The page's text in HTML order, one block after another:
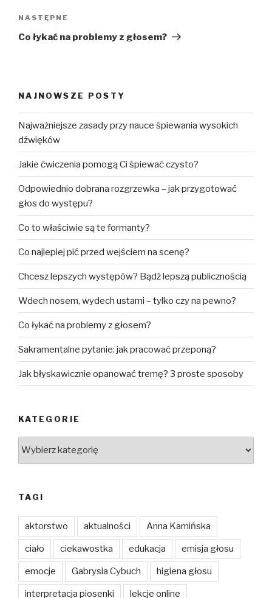
Następny
wpis
NASTĘPNE
Co łykać na problemy z głosem?
NAJNOWSZE POSTY
Najważniejsze zasady przy nauce śpiewania wysokich
dźwięków
Jakie ćwiczenia pomogą Ci śpiewać czysto?
Odpowiednio dobrana rozgrzewka – jak przygotować
głos do występu?
Co to właściwie są te formanty?
Co najlepiej pić przed wejściem na scenę?
Chcesz lepszych występów? Bądź lepszą publicznością
Wdech nosem, wydech ustami – tylko czy na pewno?
Co łykać na problemy z głosem?
Sakramentalne pytanie: jak pracować przeponą?
Jak błyskawicznie opanować tremę? 3 proste sposoby
KATEGORIE
TAGI
aktorstwo aktualności Anna Kamińska
ciało ciekawostka edukacja emisja głosu
emocje Gabrysia Cybuch higiena głosu
interpretacja piosenki lekcje online